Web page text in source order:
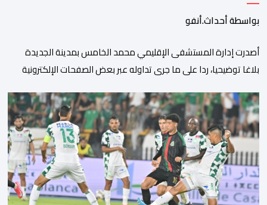
بواسطة أحداث.أنفو
أصدرت إدارة المستشفى الإقليمي محمد الخامس بمدينة الجديدة
بلاغا توضيحيا، ردا على ما جرى تداوله عبر بعض الصفحات الإلكترونية
مولودها أمام الباب الرئيسي للمستشفى بسبب رفض استقبالها أو
التكفل بها. وأكدت إدارة المستشفى أن السيدة المعنية حضرت إلى
مصلحة الولادة، حيث تم استقبالها وتسجيلها وإخضاعها […]